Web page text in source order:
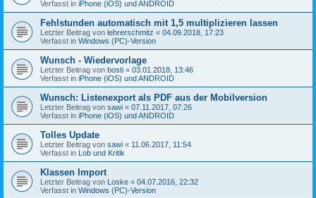
Verfasst in iPhone (iOS) und ANDROID
Fehlstunden automatisch mit 1,5 multiplizieren lassen
Letzter Beitrag von lehrerschmitz « 04.09.2018, 17:23
Verfasst in Windows (PC)-Version
Wunsch - Wiedervorlage
Letzter Beitrag von bosti « 03.01.2018, 13:46
Verfasst in iPhone (iOS) und ANDROID
Wunsch: Listenexport als PDF aus der Mobilversion
Letzter Beitrag von sawi « 07.11.2017, 07:26
Verfasst in iPhone (iOS) und ANDROID
Tolles Update
Letzter Beitrag von sawi « 11.06.2017, 11:54
Verfasst in Lob und Kritik
Klassen Import
Letzter Beitrag von Loske « 04.07.2016, 22:32
Verfasst in Windows (PC)-Version